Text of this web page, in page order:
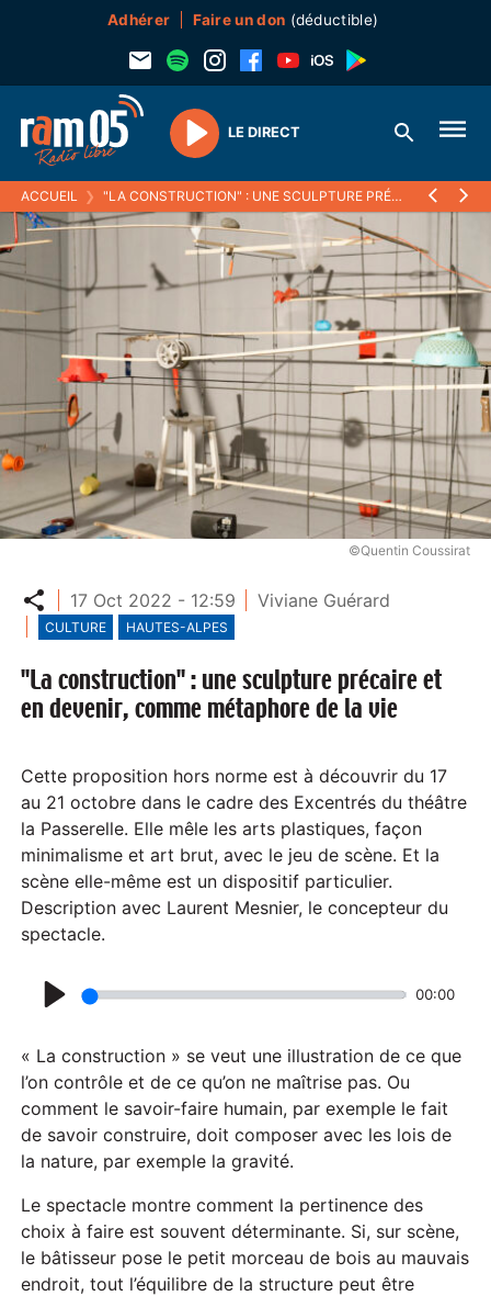
Adhérer Faire un don (déductible)
Play
LE DIRECT
ACCUEIL ❯ "LA CONSTRUCTION" : UNE SCULPTURE PRÉCAIRE ET EN DEVENIR, COMME MÉTAPHORE DE LA VIE
©Quentin Coussirat
Partager
17 Oct 2022 - 12:59 Viviane Guérard
CULTURE HAUTES-ALPES
"La construction" : une sculpture précaire et
en devenir, comme métaphore de la vie
Cette proposition hors norme est à découvrir du 17
au 21 octobre dans le cadre des Excentrés du théâtre
la Passerelle. Elle mêle les arts plastiques, façon
minimalisme et art brut, avec le jeu de scène. Et la
scène elle-même est un dispositif particulier.
Description avec Laurent Mesnier, le concepteur du
spectacle.
l
a
y
00:00
« La construction » se veut une illustration de ce que
l’on contrôle et de ce qu’on ne maîtrise pas. Ou
comment le savoir-faire humain, par exemple le fait
de savoir construire, doit composer avec les lois de
la nature, par exemple la gravité.
Le spectacle montre comment la pertinence des
choix à faire est souvent déterminante. Si, sur scène,
le bâtisseur pose le petit morceau de bois au mauvais
endroit, tout l’équilibre de la structure peut être